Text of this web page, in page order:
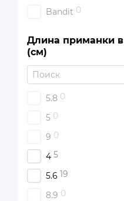
Bandit 0
Jaxon
0
0
Длина приманки в
(см)
5.8 0
5 0
9 0
4 5
5.6 19
8.9 0